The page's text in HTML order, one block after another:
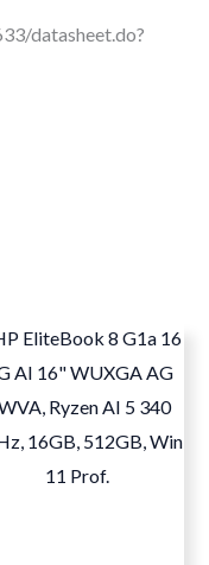
datasheet.do?